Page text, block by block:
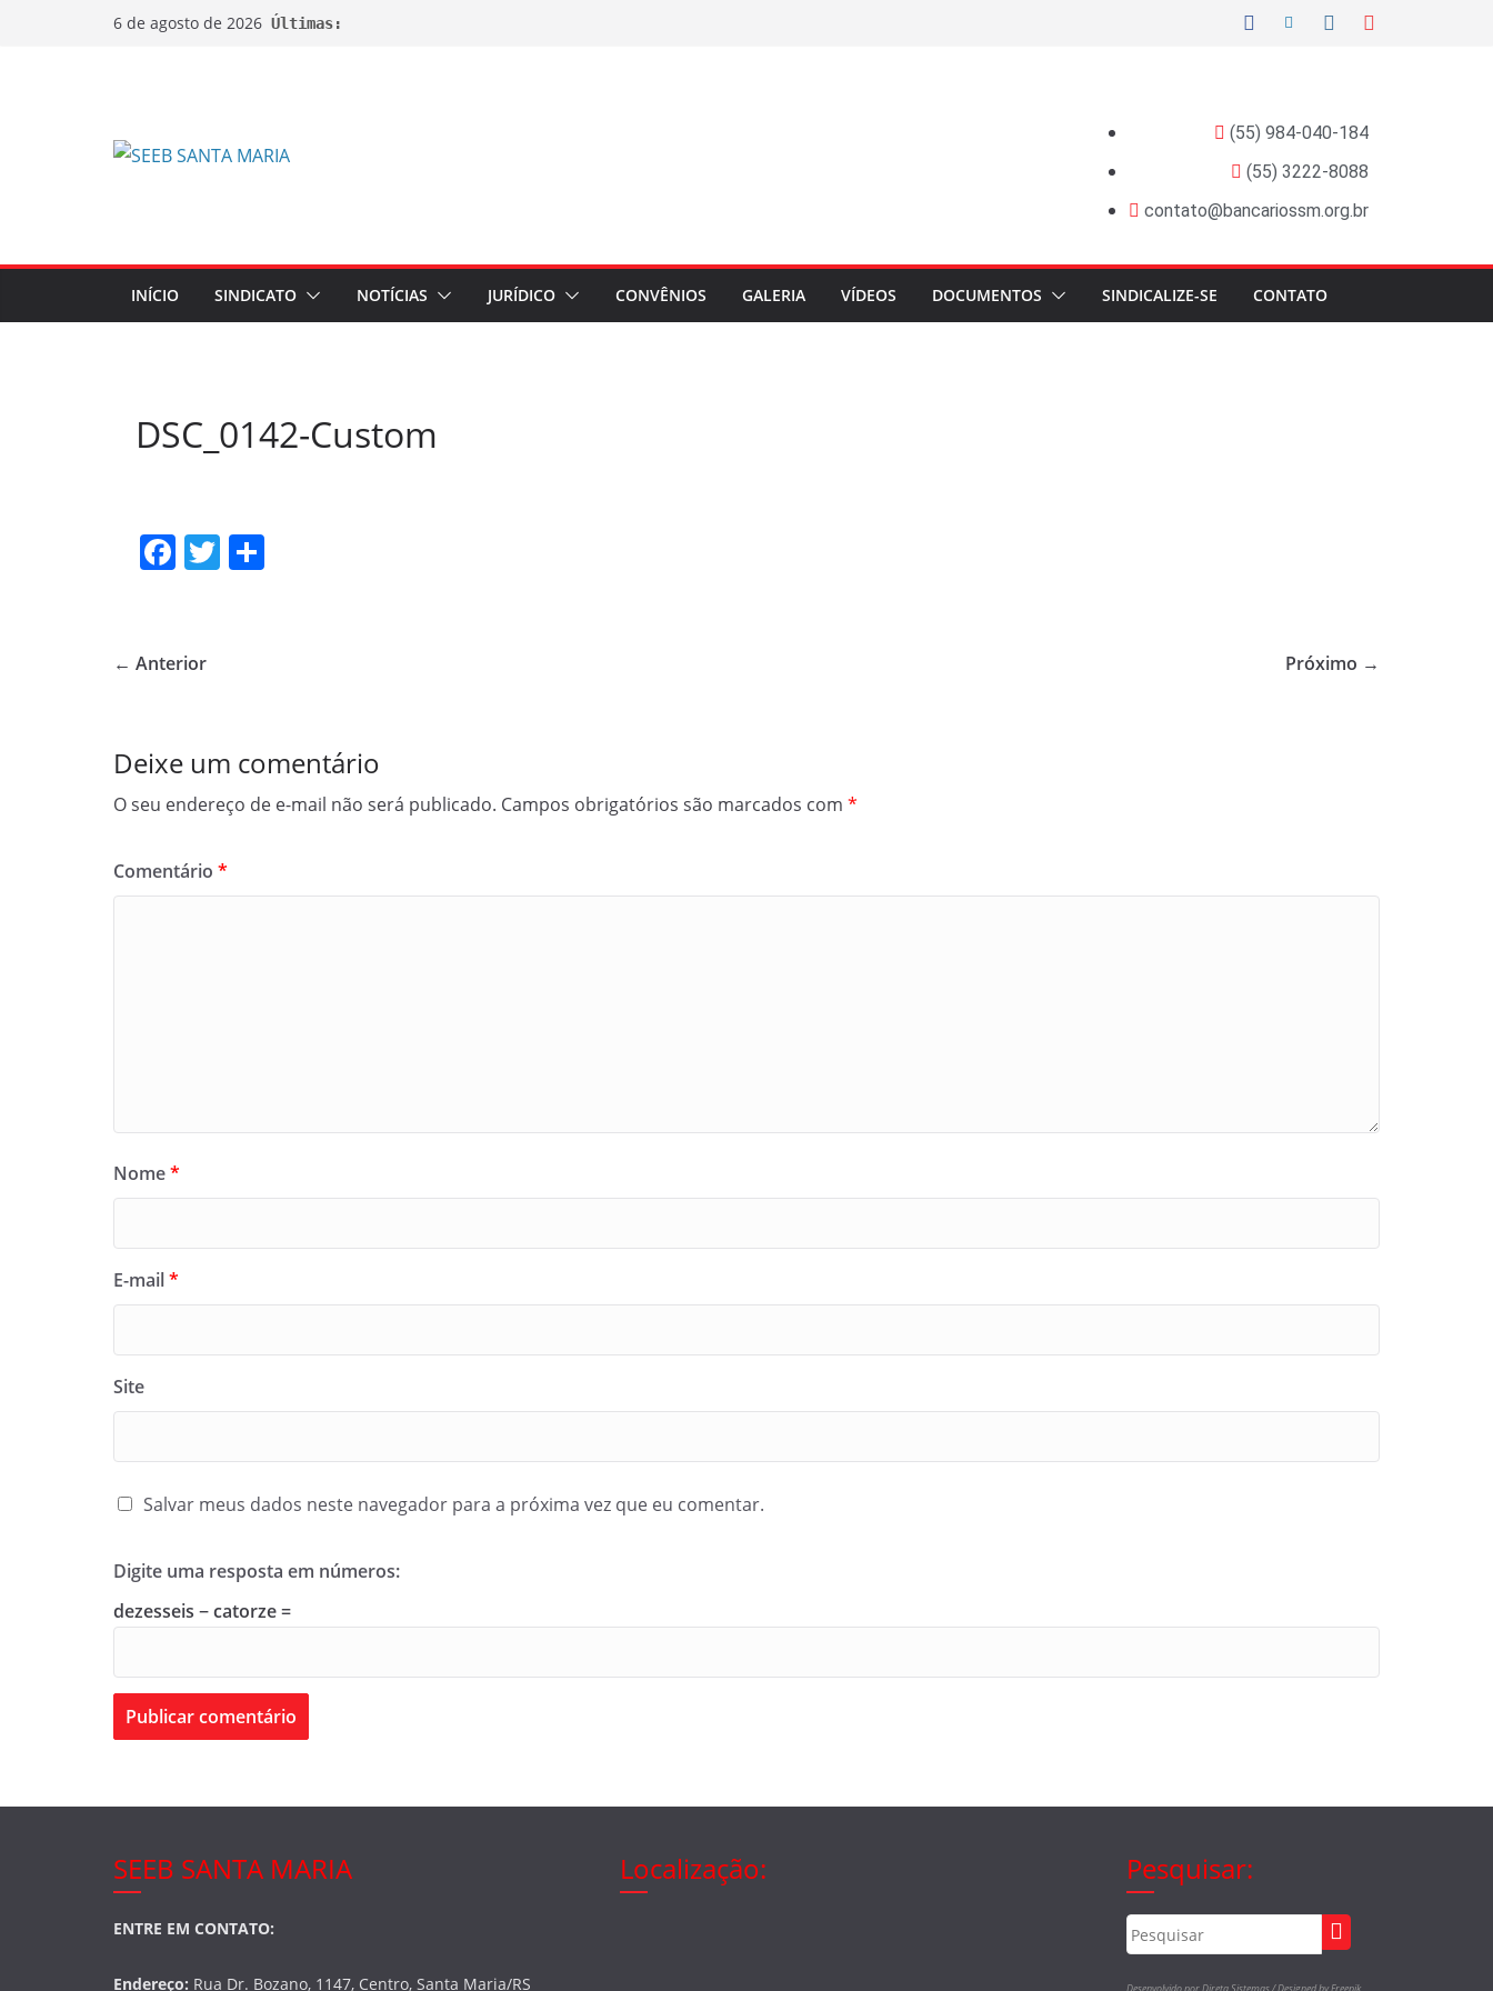
6 de agosto de 2026 Últimas:
(55) 984-040-184
(55) 3222-8088
contato@bancariossm.org.br
INÍCIO SINDICATO NOTÍCIAS JURÍDICO CONVÊNIOS GALERIA VÍDEOS DOCUMENTOS SINDICALIZE-SE CONTATO
DSC_0142-Custom
F
e
o
k
T
← Anterior Próximo →
Deixe um comentário
O seu endereço de e-mail não será publicado. Campos obrigatórios são marcados com *
Comentário *
Nome*
E-mail*
Site
Salvar meus dados neste navegador para a próxima vez que eu comentar.
Digite uma resposta em números:
dezesseis − catorze =
SEEB SANTA MARIA
ENTRE EM CONTATO:
Endereço: Rua Dr. Bozano, 1147, Centro, Santa Maria/RS
Localização: Pesquisar: